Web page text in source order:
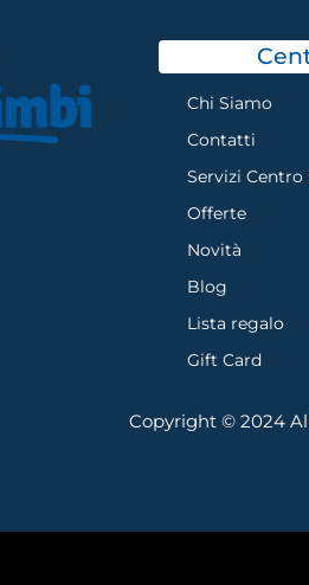
Chi Siamo
Contatti
Servizi
Offerte
Novità
Blog
Lista regalo
Gift Card
Copyright © 2024